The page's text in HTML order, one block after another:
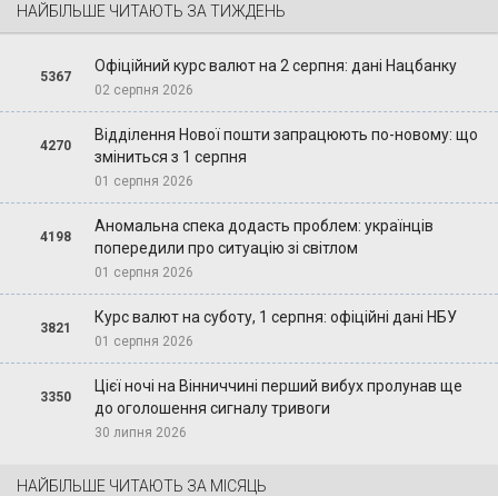
НАЙБІЛЬШЕ ЧИТАЮТЬ ЗА ТИЖДЕНЬ
5367
Офіційний курс валют на 2 серпня: дані Нацбанку
02 серпня 2026
4270
Відділення Нової пошти запрацюють по-новому: що
зміниться з 1 серпня
01 серпня 2026
4198
Аномальна спека додасть проблем: українців
попередили про ситуацію зі світлом
01 серпня 2026
3821
Курс валют на суботу, 1 серпня: офіційні дані НБУ
01 серпня 2026
3350
Цієї ночі на Вінниччині перший вибух пролунав ще
до оголошення сигналу тривоги
30 липня 2026
НАЙБІЛЬШЕ ЧИТАЮТЬ ЗА МІСЯЦЬ